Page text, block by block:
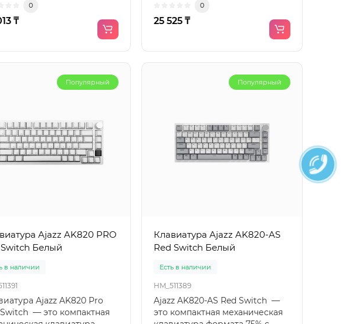
0
₸
0
25 525 ₸
Популярный
Ajazz AK820 PRO
Белый
в наличии
Ajazz AK820 Pro
— это компактная
Популярный
Клавиатура Ajazz AK820-AS
Red Switch Белый
Есть в наличии
HM_511389
Ajazz AK820-AS Red Switch —
это компактная механическая